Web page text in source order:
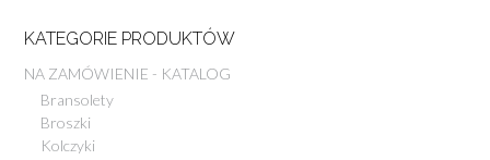
KATEGORIE PRODUKTÓW
NA ZAMÓWIENIE - KATALOG
Bransolety
Broszki
Kolczyki